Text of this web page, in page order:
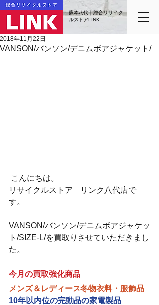
熊本八代｜総合リサイク
ルストアLINK
VANSON/バンソン/デニムボアジャケット/
2018年11月22日
こんにちは。
リサイクルストア　リンク八代店で
す。
VANSON/バンソン/デニムボアジャケッ
ト/SIZE-L/を買取りさせていただきまし
た。
今月の買取強化商品
メンズ＆レディース冬物衣料・服飾品
10年以内位の完動品の家電製品